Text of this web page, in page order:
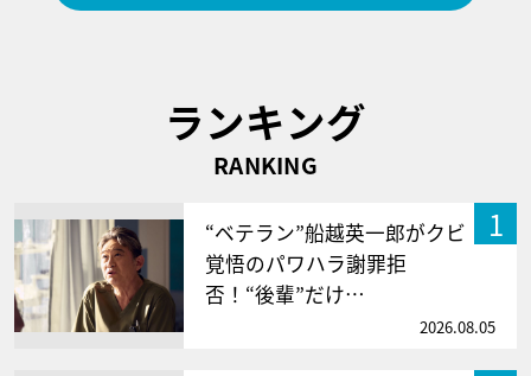
ランキング
RANKING
1
“ベテラン”船越英一郎がクビ
覚悟のパワハラ謝罪拒
否！“後輩”だけ…
2026.08.05